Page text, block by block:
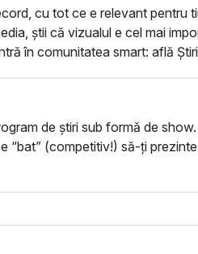
cu tot ce e relevant
știi că vizualul e cel mai
în comunitatea smart: află
de știri sub formă de
“bat” (competitiv!) să-ți